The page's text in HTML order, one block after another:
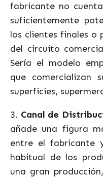
fabricante no
suficientemente
los clientes finales o
del circuito
Sería el modelo
que comercializan
superficies,
3. Canal de
añade una figura
entre el fabricante
habitual de los
una gran